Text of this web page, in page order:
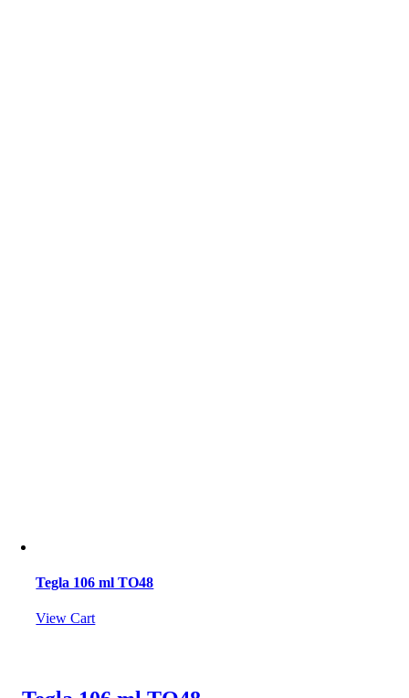
Tegla 106 ml TO48
View Cart